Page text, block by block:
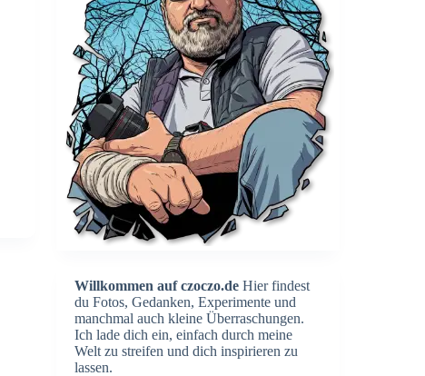
Willkommen auf czoczo.de Hier findest
du Fotos, Gedanken, Experimente und
manchmal auch kleine Überraschungen.
Ich lade dich ein, einfach durch meine
Welt zu streifen und dich inspirieren zu
lassen.